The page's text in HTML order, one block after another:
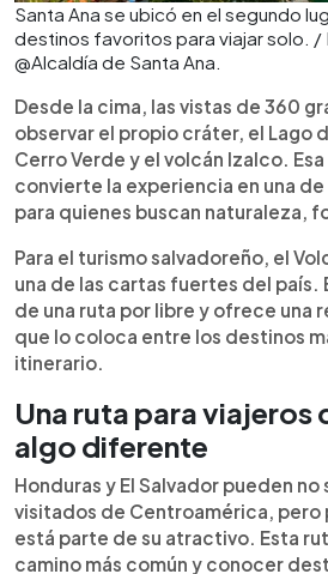
Santa Ana se ubicó en el segundo
destinos favoritos para viajar solo.
@Alcaldía de Santa Ana .
Desde la cima, las vistas de 360
observar el propio cráter, el Lago
Cerro Verde y el volcán Izalco.
convierte la experiencia en una
para quienes buscan naturaleza,
Para el turismo salvadoreño, el
una de las cartas fuertes del
de una ruta por libre y ofrece una
que lo coloca entre los destinos
itinerario.
Una ruta para viajeros
algo diferente
Honduras y El Salvador pueden no
visitados de Centroamérica, pero
está parte de su atractivo. Esta
camino más común y conocer